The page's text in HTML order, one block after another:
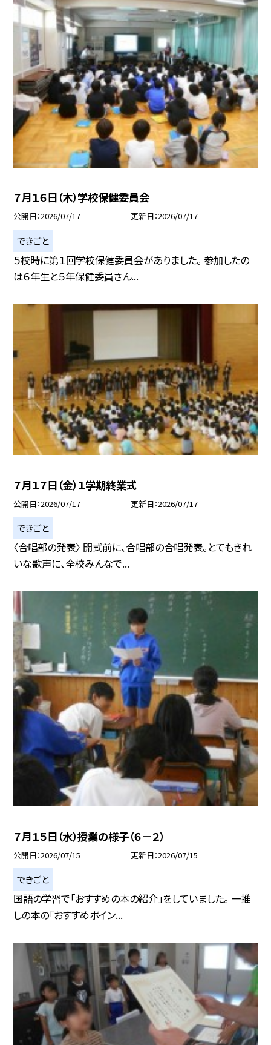
７月１６日（木）学校保健委員会
公開日 2026/07/17 更新日 2026/07/17
できごと
５校時に第１回学校保健委員会がありました。 参加したの
は６年生と５年保健委員さん...
７月１７日（金）１学期終業式
公開日 2026/07/17 更新日 2026/07/17
できごと
〈合唱部の発表〉 開式前に、合唱部の合唱発表。とてもきれ
いな歌声に、全校みんなで...
７月１５日（水）授業の様子（６－２）
公開日 2026/07/15 更新日 2026/07/15
できごと
国語の学習で「おすすめの本の紹介」をしていました。 一推
しの本の「おすすめポイン...